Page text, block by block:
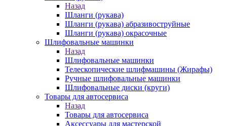
Назад
Шланги (рукава)
Шланги (рукава) абразивоструйные
Шланги (рукава) окрасочные
Шлифовальные машинки
Назад
Шлифовальные машинки
Телескопические шлифмашины (Жирафы)
Ручные шлифовальные машинки
Шлифовальные диски (круги)
Товары для автосервиса
Назад
Товары для автосервиса
Аксессуары для мастерской